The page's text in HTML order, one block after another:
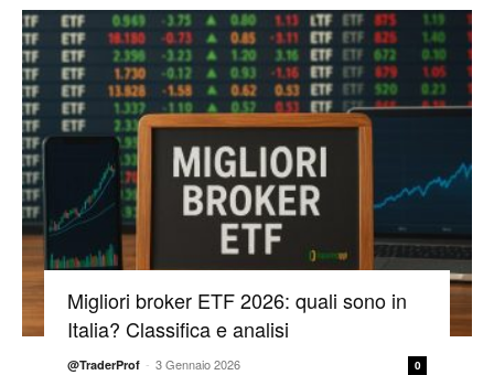
Migliori broker ETF 2026: quali sono in
Italia? Classifica e analisi
@TraderProf - 3 Gennaio 2026 0